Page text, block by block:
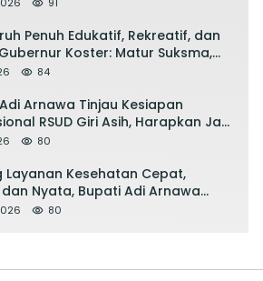
Penuh Edukatif, Rekreatif, dan
Koster: Matur Suksma,
Pekerja Mesin Ekonomi Bali
84
Arnawa Tinjau Kesiapan
RSUD Giri Asih, Harapkan Jadi
Terbaik
80
Layanan Kesehatan Cepat,
Nyata, Bupati Adi Arnawa
‘Mantap Nak Badung’
80